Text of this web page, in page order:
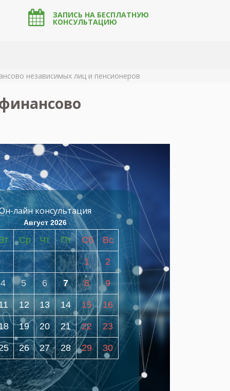
ЗАПИСЬ НА БЕСПЛАТНУЮ
КОНСУЛЬТАЦИЮ
независимых лиц и пенсионеров
лайн консультация
Август 2026
Ср Чт Пт Сб Вс
1 2
4 5 6 7 8 9
12 13 14 15 16
19 20 21 22 23
26 27 28 29 30